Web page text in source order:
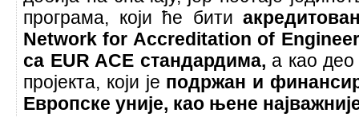
програма, који ће бити
Network for Accreditation of
са EUR ACE стандардима, а као део
пројекта, који је подржан и
Европске уније, као њене